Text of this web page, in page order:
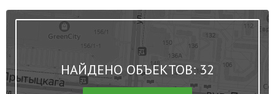
НАЙДЕНО ОБЪЕКТОВ: 32